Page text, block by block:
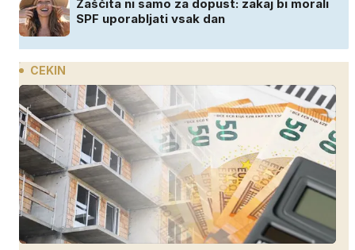
Zaščita ni samo za dopust: zakaj bi morali
SPF uporabljati vsak dan
CEKIN